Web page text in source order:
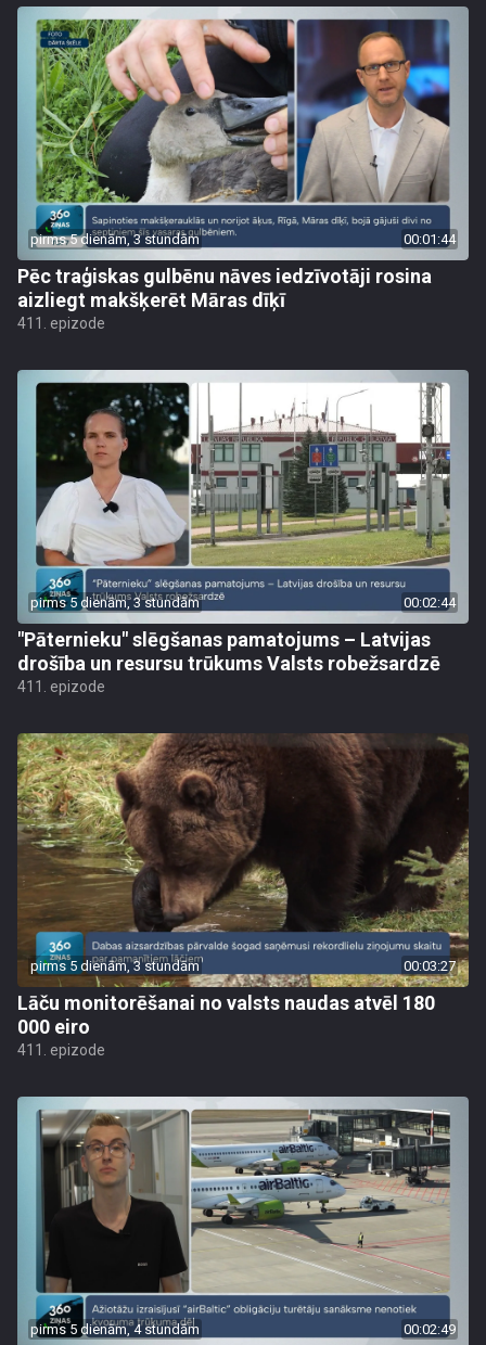
pirms 5 dienām, 3 stundām 00:01:44
Pēc traģiskas gulbēnu nāves iedzīvotāji rosina
aizliegt makšķerēt Māras dīķī
411. epizode
pirms 5 dienām, 3 stundām 00:02:44
"Pāternieku" slēgšanas pamatojums – Latvijas
drošība un resursu trūkums Valsts robežsardzē
411. epizode
pirms 5 dienām, 3 stundām 00:03:27
Lāču monitorēšanai no valsts naudas atvēl 180
000 eiro
411. epizode
pirms 5 dienām, 4 stundām 00:02:49